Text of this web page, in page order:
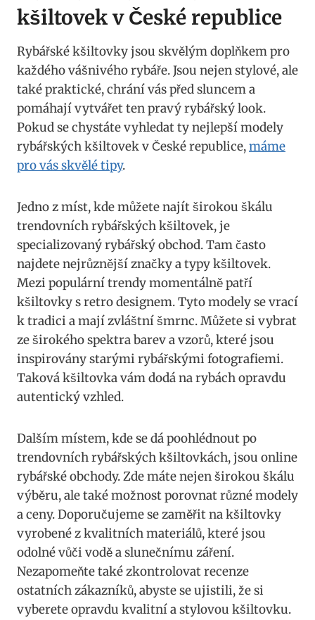
⁣kšiltovek v​ České republice
Rybářské kšiltovky jsou skvělým doplňkem ⁤pro
každého vášnivého rybáře. Jsou nejen stylové, ale
také ⁤praktické, chrání vás před sluncem a
pomáhají vytvářet ​ten pravý ⁢rybářský look.
Pokud ⁤se chystáte vyhledat ​ty nejlepší modely
rybářských kšiltovek v České republice,máme
pro vás⁣ skvělé⁢ tipy.
Jedno z⁤ míst, ⁤kde můžete najít ⁤širokou škálu
trendovních rybářských kšiltovek, je
specializovaný rybářský obchod. ‍Tam často
najdete ⁢nejrůznější značky a typy kšiltovek.
Mezi populární trendy momentálně patří
kšiltovky​ s retro designem.​ Tyto modely se vrací
k tradici ⁢a ‍mají zvláštní šmrnc. Můžete si vybrat
ze‌ širokého spektra barev a vzorů,⁤ které jsou
inspirovány starými‌ rybářskými fotografiemi.⁣
Taková kšiltovka vám dodá na rybách opravdu ​
autentický ⁢vzhled.
Dalším místem, kde se dá poohlédnout po
trendovních rybářských kšiltovkách, jsou online
rybářské obchody. Zde máte ‍nejen ⁤širokou škálu
výběru, ale také možnost porovnat⁤ různé modely
a⁣ ceny. Doporučujeme se zaměřit na kšiltovky
vyrobené ‍z kvalitních materiálů, ⁣které jsou⁢
odolné vůči vodě a slunečnímu záření.
Nezapomeňte také zkontrolovat recenze
ostatních zákazníků,‍ abyste se ujistili, že si
vyberete opravdu kvalitní a stylovou kšiltovku.